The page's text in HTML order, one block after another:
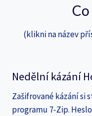
(klikni na název
Nedělní kázání
Zašifrované kázání si
programu 7-Zip.